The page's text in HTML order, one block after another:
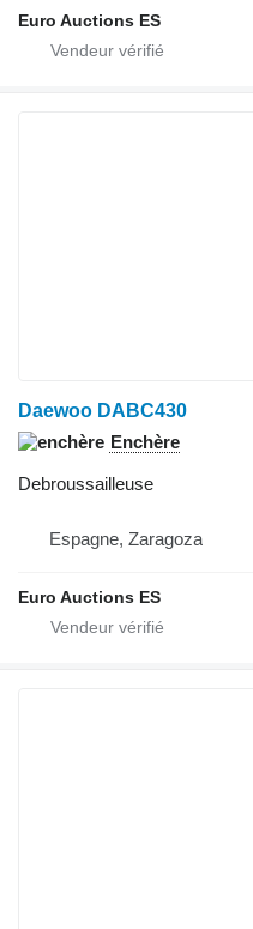
Euro Auctions ES
Daewoo DABC430
Enchère
Debroussailleuse
Espagne, Zaragoza
Euro Auctions ES